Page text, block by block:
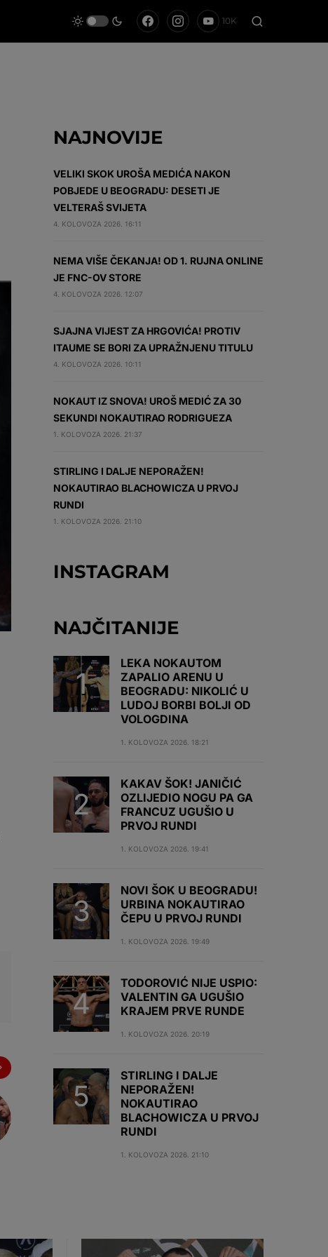
10K
NAJNOVIJE
VELIKI SKOK UROŠA MEDIĆA NAKON
POBJEDE U BEOGRADU: DESETI JE
VELTERAŠ SVIJETA
4. KOLOVOZA 2026. 16:11
NEMA VIŠE ČEKANJA! OD 1. RUJNA ONLINE
JE FNC-OV STORE
4. KOLOVOZA 2026. 12:07
SJAJNA VIJEST ZA HRGOVIĆA! PROTIV
ITAUME SE BORI ZA UPRAŽNJENU TITULU
4. KOLOVOZA 2026. 10:11
NOKAUT IZ SNOVA! UROŠ MEDIĆ ZA 30
SEKUNDI NOKAUTIRAO RODRIGUEZA
1. KOLOVOZA 2026. 21:37
STIRLING I DALJE NEPORAŽEN!
NOKAUTIRAO BLACHOWICZA U PRVOJ
RUNDI
1. KOLOVOZA 2026. 21:10
INSTAGRAM
NAJČITANIJE
LEKA NOKAUTOM
ZAPALIO ARENU U
BEOGRADU: NIKOLIĆ U
LUDOJ BORBI BOLJI OD
VOLOGDINA
1. KOLOVOZA 2026. 18:21
KAKAV ŠOK! JANIČIĆ
OZLIJEDIO NOGU PA GA
FRANCUZ UGUŠIO U
PRVOJ RUNDI
1. KOLOVOZA 2026. 19:41
NOVI ŠOK U BEOGRADU!
URBINA NOKAUTIRAO
ČEPU U PRVOJ RUNDI
1. KOLOVOZA 2026. 19:49
TODOROVIĆ NIJE USPIO:
VALENTIN GA UGUŠIO
KRAJEM PRVE RUNDE
1. KOLOVOZA 2026. 20:19
STIRLING I DALJE
NEPORAŽEN!
NOKAUTIRAO
BLACHOWICZA U PRVOJ
RUNDI
1. KOLOVOZA 2026. 21:10